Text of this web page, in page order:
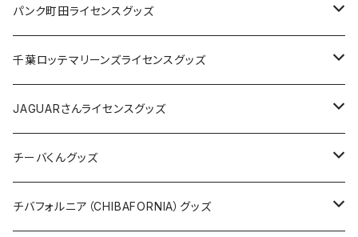
ステッカー
缶バッジ
ホテルキーホルダー
缶バッジ
アクリルキーホルダー
ホテルキーホルダー
クリアファイル
Tシャツ
Tシャツ
キャップ
バッグ
ステッカー
缶バッジ
パンク町田ライセンスグッズ
Tシャツ
キャップ
バッグ
ステッカー
千葉ロッテマリーンズライセンスグッズ
ステッカー
ステッカー
ステッカー大
缶バッジ
缶バッジ32mm
エコバッグ
JAGUARさんライセンスグッズ
Tシャツ
ステッカー
チーバくんグッズ
Tシャツ
チバフォルニア（CHIBAFORNIA）グッズ